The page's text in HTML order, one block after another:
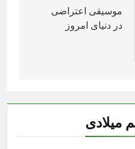
موسیقی اعتراضی
در دنیای امروز
میلادی